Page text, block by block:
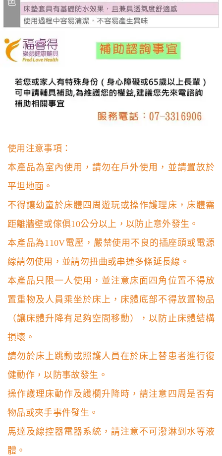
使用注意事項：
本產品為室內使用，請勿在戶外使用，並請置放於
平坦地面。
不得讓幼童於床體四周遊玩或操作護理床，床體需
距離牆壁或傢俱10公分以上，以防止意外發生。
本產品為110V電壓，嚴禁使用不良的插座頭或電源
線請勿使用，並請勿扭曲或串連多條延長線。
本產品只限一人使用，並注意床面四角位置不得放
置重物及人員乘坐於床上，床體底部不得放置物品
（讓床體升降有足夠空間移動），以防止床體結構
損壞。
請勿於床上跳動或照護人員在於床上替患者進行復
健動作，以防事故發生。
操作護理床動作及護欄升降時，請注意四周是否有
物品或夾手事件發生。
馬達及線控器電器系統，請注意不可潑淋到水等液
體。